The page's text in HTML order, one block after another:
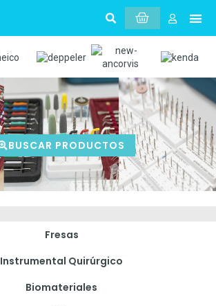
BUSCAR PRODUCTOS
Fresas
Instrumental Quirúrgico
Biomateriales